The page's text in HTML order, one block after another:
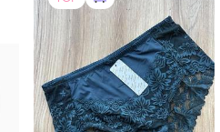
245 грн 4
Мереживні трусики